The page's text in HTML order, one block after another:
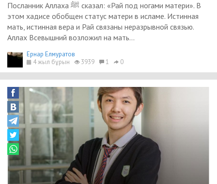
Посланник Аллаха ﷺ сказал: «Рай под ногами матери». В
этом хадисе обобщен статус матери в исламе. Истинная
мать, истинная вера и Рай связаны неразрывной связью.
Аллах Всевышний возложил на мать...
Ернар Елмуратов
4 жыл бұрын
3939 1 0